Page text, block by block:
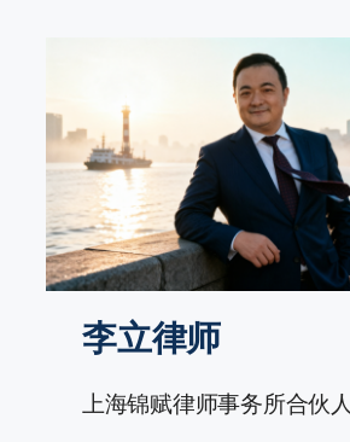
李立律师
上海锦赋律师事务所合伙人